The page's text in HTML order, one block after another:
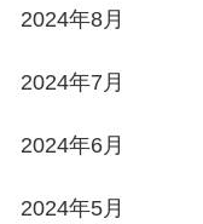
2024年8月
2024年7月
2024年6月
2024年5月